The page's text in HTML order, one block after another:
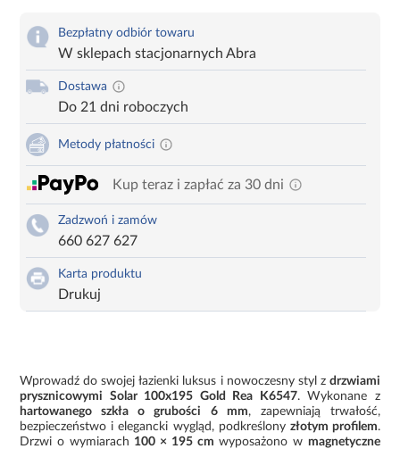
Bezpłatny odbiór towaru
W sklepach stacjonarnych Abra
Dostawa
Do 21 dni roboczych
Metody płatności
Kup teraz i zapłać za 30 dni
Zadzwoń i zamów
660 627 627
Karta produktu
Drukuj
Wprowadź do swojej łazienki luksus i nowoczesny styl z drzwiami
prysznicowymi Solar 100x195 Gold Rea K6547. Wykonane z
hartowanego szkła o grubości 6 mm, zapewniają trwałość,
bezpieczeństwo i elegancki wygląd, podkreślony złotym profilem.
Drzwi o wymiarach 100 × 195 cm wyposażono w magnetyczne